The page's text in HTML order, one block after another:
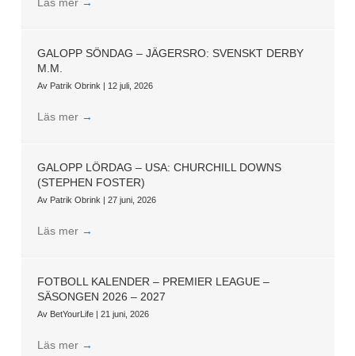
GALOPP SÖNDAG – JÄGERSRO: SVENSKT DERBY
M.M.
Av Patrik Obrink | 12 juli, 2026
Läs mer →
GALOPP LÖRDAG – USA: CHURCHILL DOWNS
(STEPHEN FOSTER)
Av Patrik Obrink | 27 juni, 2026
Läs mer →
FOTBOLL KALENDER – PREMIER LEAGUE –
SÄSONGEN 2026 – 2027
Av BetYourLife | 21 juni, 2026
Läs mer →